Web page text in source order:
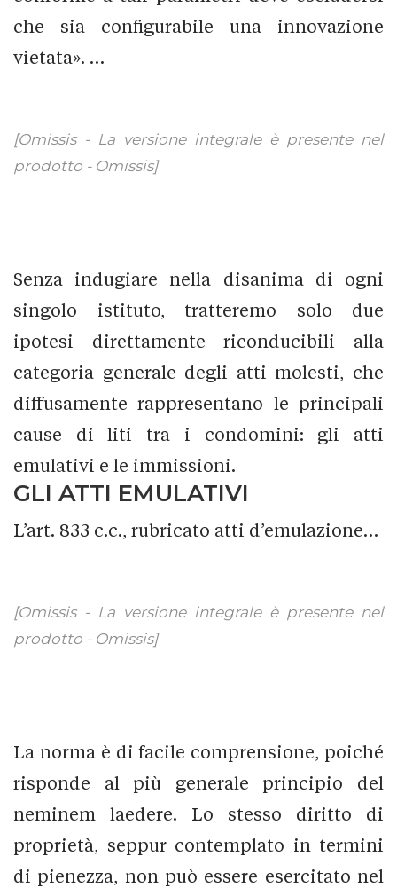
che sia configurabile una innovazione
vietata». …
[Omissis - La versione integrale è presente nel
prodotto - Omissis]
Senza indugiare nella disanima di ogni
singolo istituto, tratteremo solo due
ipotesi direttamente riconducibili alla
categoria generale degli atti molesti, che
diffusamente rappresentano le principali
cause di liti tra i condomini: gli atti
emulativi e le immissioni.
GLI ATTI EMULATIVI
L’art. 833 c.c., rubricato atti d’emulazione…
[Omissis - La versione integrale è presente nel
prodotto - Omissis]
La norma è di facile comprensione, poiché
risponde al più generale principio del
neminem laedere. Lo stesso diritto di
proprietà, seppur contemplato in termini
di pienezza, non può essere esercitato nel